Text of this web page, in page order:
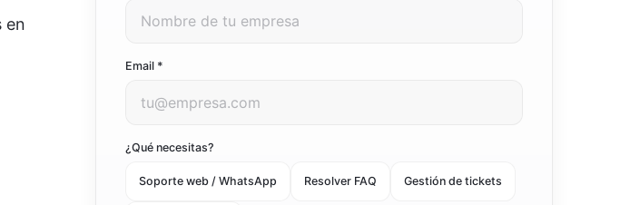
Redes Sociales
manager y contenido que crea marca
Integración IAVer todas las automatizaciones
en
Email *
¿Qué necesitas?
Soporte web / WhatsApp Resolver FAQ Gestión de tickets